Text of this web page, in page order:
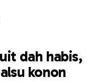
dah habis,
konon